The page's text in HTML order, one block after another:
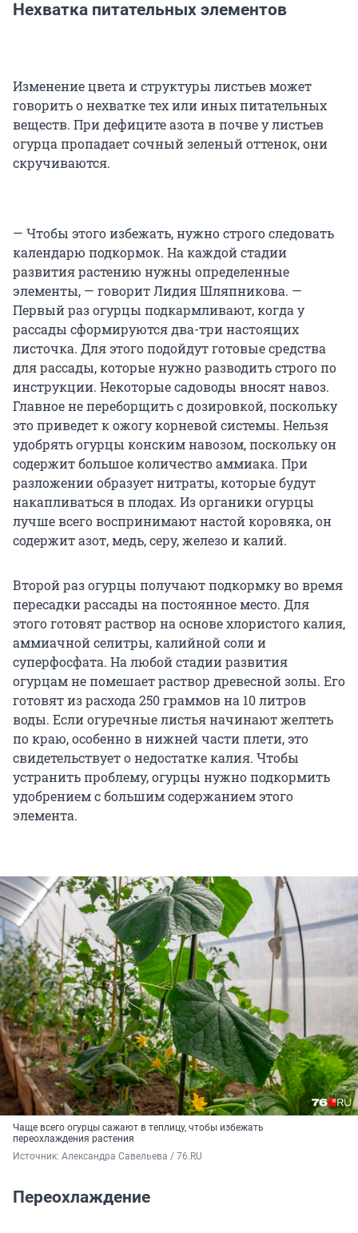
Нехватка питательных элементов
Изменение цвета и структуры листьев может
говорить о нехватке тех или иных питательных
веществ. При дефиците азота в почве у листьев
огурца пропадает сочный зеленый оттенок, они
скручиваются.
— Чтобы этого избежать, нужно строго следовать
календарю подкормок. На каждой стадии
развития растению нужны определенные
элементы, — говорит Лидия Шляпникова. —
Первый раз огурцы подкармливают, когда у
рассады сформируются два-три настоящих
листочка. Для этого подойдут готовые средства
для рассады, которые нужно разводить строго по
инструкции. Некоторые садоводы вносят навоз.
Главное не переборщить с дозировкой, поскольку
это приведет к ожогу корневой системы. Нельзя
удобрять огурцы конским навозом, поскольку он
содержит большое количество аммиака. При
разложении образует нитраты, которые будут
накапливаться в плодах. Из органики огурцы
лучше всего воспринимают настой коровяка, он
содержит азот, медь, серу, железо и калий.
Второй раз огурцы получают подкормку во время
пересадки рассады на постоянное место. Для
этого готовят раствор на основе хлористого калия,
аммиачной селитры, калийной соли и
суперфосфата. На любой стадии развития
огурцам не помешает раствор древесной золы. Его
готовят из расхода 250 граммов на 10 литров
воды. Если огуречные листья начинают желтеть
по краю, особенно в нижней части плети, это
свидетельствует о недостатке калия. Чтобы
устранить проблему, огурцы нужно подкормить
удобрением с большим содержанием этого
элемента.
Чаще всего огурцы сажают в теплицу, чтобы избежать
переохлаждения растения
Источник: Александра Савельева / 76.RU
Переохлаждение